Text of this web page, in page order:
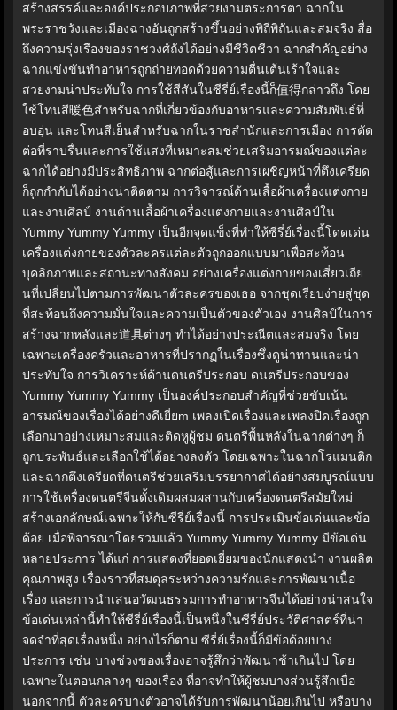
สร้างสรรค์และองค์ประกอบภาพที่สวยงามตระการตา ฉากใน
พระราชวังและเมืองฉางอันถูกสร้างขึ้นอย่างพิถีพิถันและสมจริง สื่อ
ถึงความรุ่งเรืองของราชวงศ์ถังได้อย่างมีชีวิตชีวา ฉากสำคัญอย่าง
ฉากแข่งขันทำอาหารถูกถ่ายทอดด้วยความตื่นเต้นเร้าใจและ
สวยงามน่าประทับใจ การใช้สีสันในซีรี่ย์เรื่องนี้ก็值得กล่าวถึง โดย
ใช้โทนสี暖色สำหรับฉากที่เกี่ยวข้องกับอาหารและความสัมพันธ์ที่
อบอุ่น และโทนสีเย็นสำหรับฉากในราชสำนักและการเมือง การตัด
ต่อที่ราบรื่นและการใช้แสงที่เหมาะสมช่วยเสริมอารมณ์ของแต่ละ
ฉากได้อย่างมีประสิทธิภาพ ฉากต่อสู้และการเผชิญหน้าที่ตึงเครียด
ก็ถูกกำกับได้อย่างน่าติดตาม การวิจารณ์ด้านเสื้อผ้าเครื่องแต่งกาย
และงานศิลป์ งานด้านเสื้อผ้าเครื่องแต่งกายและงานศิลป์ใน
Yummy Yummy Yummy เป็นอีกจุดแข็งที่ทำให้ซีรี่ย์เรื่องนี้โดดเด่น
เครื่องแต่งกายของตัวละครแต่ละตัวถูกออกแบบมาเพื่อสะท้อน
บุคลิกภาพและสถานะทางสังคม อย่างเครื่องแต่งกายของเสี่ยวเถีย
นที่เปลี่ยนไปตามการพัฒนาตัวละครของเธอ จากชุดเรียบง่ายสู่ชุด
ที่สะท้อนถึงความมั่นใจและความเป็นตัวของตัวเอง งานศิลป์ในการ
สร้างฉากหลังและ道具ต่างๆ ทำได้อย่างประณีตและสมจริง โดย
เฉพาะเครื่องครัวและอาหารที่ปรากฏในเรื่องซึ่งดูน่าทานและน่า
ประทับใจ การวิเคราะห์ด้านดนตรีประกอบ ดนตรีประกอบของ
Yummy Yummy Yummy เป็นองค์ประกอบสำคัญที่ช่วยขับเน้น
อารมณ์ของเรื่องได้อย่างดีเยี่ยm เพลงเปิดเรื่องและเพลงปิดเรื่องถูก
เลือกมาอย่างเหมาะสมและติดหูผู้ชม ดนตรีพื้นหลังในฉากต่างๆ ก็
ถูกประพันธ์และเลือกใช้ได้อย่างลงตัว โดยเฉพาะในฉากโรแมนติก
และฉากตึงเครียดที่ดนตรีช่วยเสริมบรรยากาศได้อย่างสมบูรณ์แบบ
การใช้เครื่องดนตรีจีนดั้งเดิมผสมผสานกับเครื่องดนตรีสมัยใหม่
สร้างเอกลักษณ์เฉพาะให้กับซีรี่ย์เรื่องนี้ การประเมินข้อเด่นและข้อ
ด้อย เมื่อพิจารณาโดยรวมแล้ว Yummy Yummy Yummy มีข้อเด่น
หลายประการ ได้แก่ การแสดงที่ยอดเยี่ยมของนักแสดงนำ งานผลิต
คุณภาพสูง เรื่องราวที่สมดุลระหว่างความรักและการพัฒนาเนื้อ
เรื่อง และการนำเสนอวัฒนธรรมการทำอาหารจีนได้อย่างน่าสนใจ
ข้อเด่นเหล่านี้ทำให้ซีรี่ย์เรื่องนี้เป็นหนึ่งในซีรี่ย์ประวัติศาสตร์ที่น่า
จดจำที่สุดเรื่องหนึ่ง อย่างไรก็ตาม ซีรี่ย์เรื่องนี้ก็มีข้อด้อยบาง
ประการ เช่น บางช่วงของเรื่องอาจรู้สึกว่าพัฒนาช้าเกินไป โดย
เฉพาะในตอนกลางๆ ของเรื่อง ที่อาจทำให้ผู้ชมบางส่วนรู้สึกเบื่อ
นอกจากนี้ ตัวละครบางตัวอาจได้รับการพัฒนาน้อยเกินไป หรือบาง